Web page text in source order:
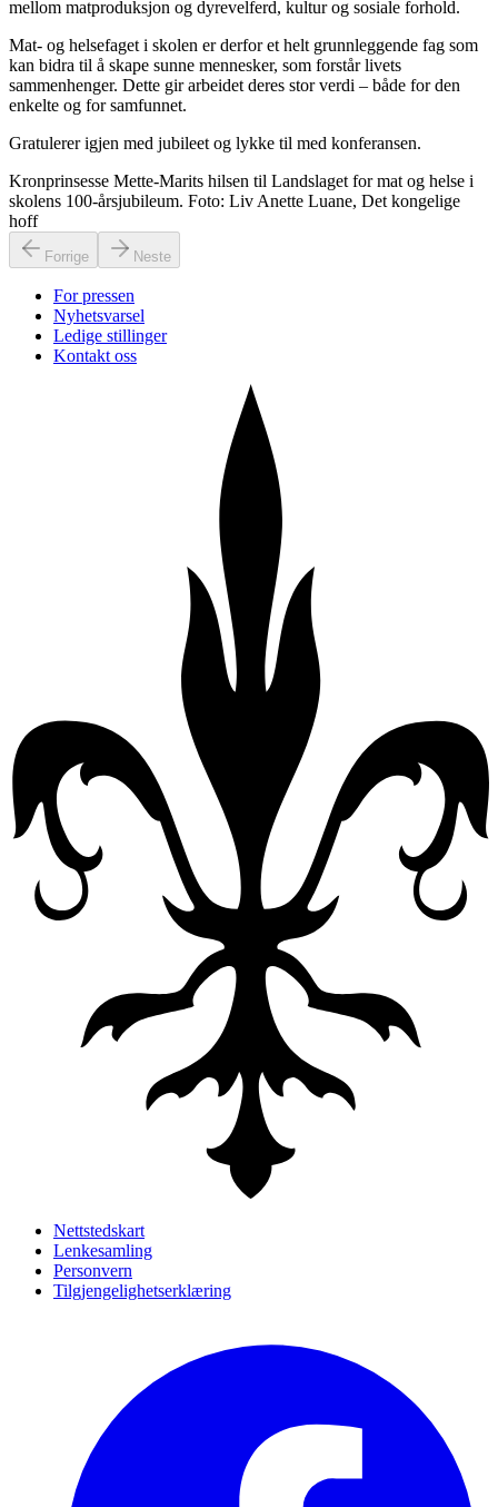
mellom matproduksjon og dyrevelferd, kultur og sosiale forhold.
Mat- og helsefaget i skolen er derfor et helt grunnleggende fag som
kan bidra til å skape sunne mennesker, som forstår livets
sammenhenger. Dette gir arbeidet deres stor verdi – både for den
enkelte og for samfunnet.
Gratulerer igjen med jubileet og lykke til med konferansen.
Kronprinsesse Mette-Marits hilsen til Landslaget for mat og helse i
skolens 100-årsjubileum. Foto: Liv Anette Luane, Det kongelige
hoff
Forrige Neste
For pressen
Nyhetsvarsel
Ledige stillinger
Kontakt oss
Nettstedskart
Lenkesamling
Personvern
Tilgjengelighetserklæring